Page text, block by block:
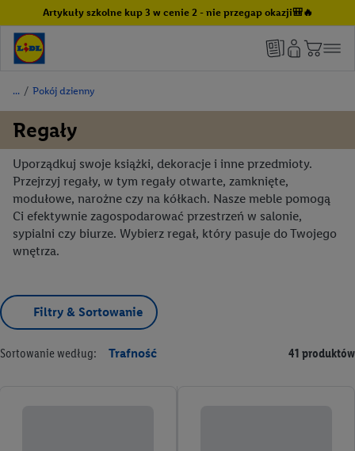
Artykuły szkolne kup 3 w cenie 2 - nie przegap okazji🎒🔥
/ Pokój dzienny
Regały
Uporządkuj swoje książki, dekoracje i inne przedmioty.
Przejrzyj regały, w tym regały otwarte, zamknięte,
modułowe, narożne czy na kółkach. Nasze meble pomogą
Ci efektywnie zagospodarować przestrzeń w salonie,
sypialni czy biurze. Wybierz regał, który pasuje do Twojego
wnętrza.
Filtry & Sortowanie
Sortowanie według: Trafność 41 produktów